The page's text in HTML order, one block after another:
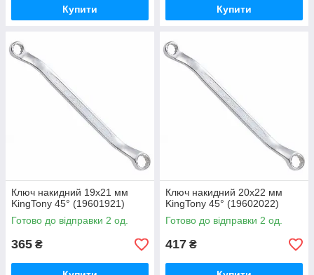
Купити Купити
Ключ накидний 19х21 мм
KingTony 45° (19601921)
Готово до відправки 2 од.
365 ₴
Ключ накидний 20х22 мм
KingTony 45° (19602022)
Готово до відправки 2 од.
417 ₴